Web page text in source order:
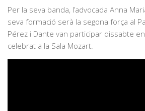
Per la seva banda, l’advocada Anna
seva formació serà la segona força al
Pérez i Dante van participar dissabte
celebrat a la Sala Mozart.